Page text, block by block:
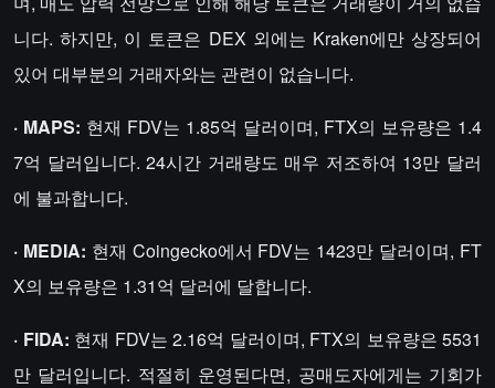
니다. 하지만, 이 토큰은 DEX 외에는 Kraken에만 상장되어
있어 대부분의 거래자와는 관련이 없습니다.
· MAPS: 현재 FDV는 1.85억 달러이며, FTX의 보유량은 1.4
7억 달러입니다. 24시간 거래량도 매우 저조하여 13만 달러
에 불과합니다.
· MEDIA: 현재 Coingecko에서 FDV는 1423만 달러이며, FT
X의 보유량은 1.31억 달러에 달합니다.
· FIDA: 현재 FDV는 2.16억 달러이며, FTX의 보유량은 5531
만 달러입니다. 적절히 운영된다면, 공매도자에게는 기회가